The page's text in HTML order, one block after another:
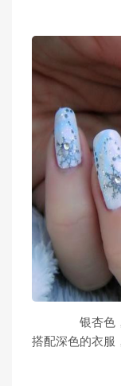
银杏色，
搭配深色的衣服